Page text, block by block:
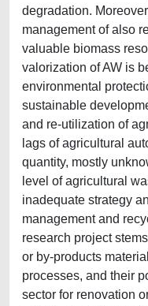
degradation.
management of also
valuable biomass
valorization of AW is
environmental
sustainable
and re-utilization of
lags of agricultural
quantity, mostly
level of agricultural
inadequate strategy
management and
research project
or by-products
processes, and their
sector for renovation